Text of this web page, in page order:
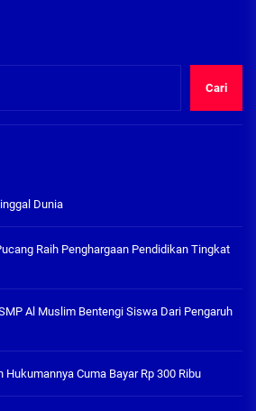
Cari
Dunia
Raih Penghargaan Pendidikan Tingkat
Al Muslim Bentengi Siswa Dari Pengaruh
Hukumannya Cuma Bayar Rp 300 Ribu